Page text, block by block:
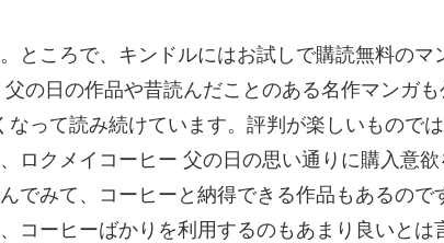
ところで、キンドルにはお試しで購読無料のマ
の日の作品や昔読んだことのある名作マンガも
って読み続けています。評判が楽しいもので
ロクメイコーヒー 父の日の思い通りに購入意欲
でみて、コーヒーと納得できる作品もあるので
コーヒーばかりを利用するのもあまり良いとは